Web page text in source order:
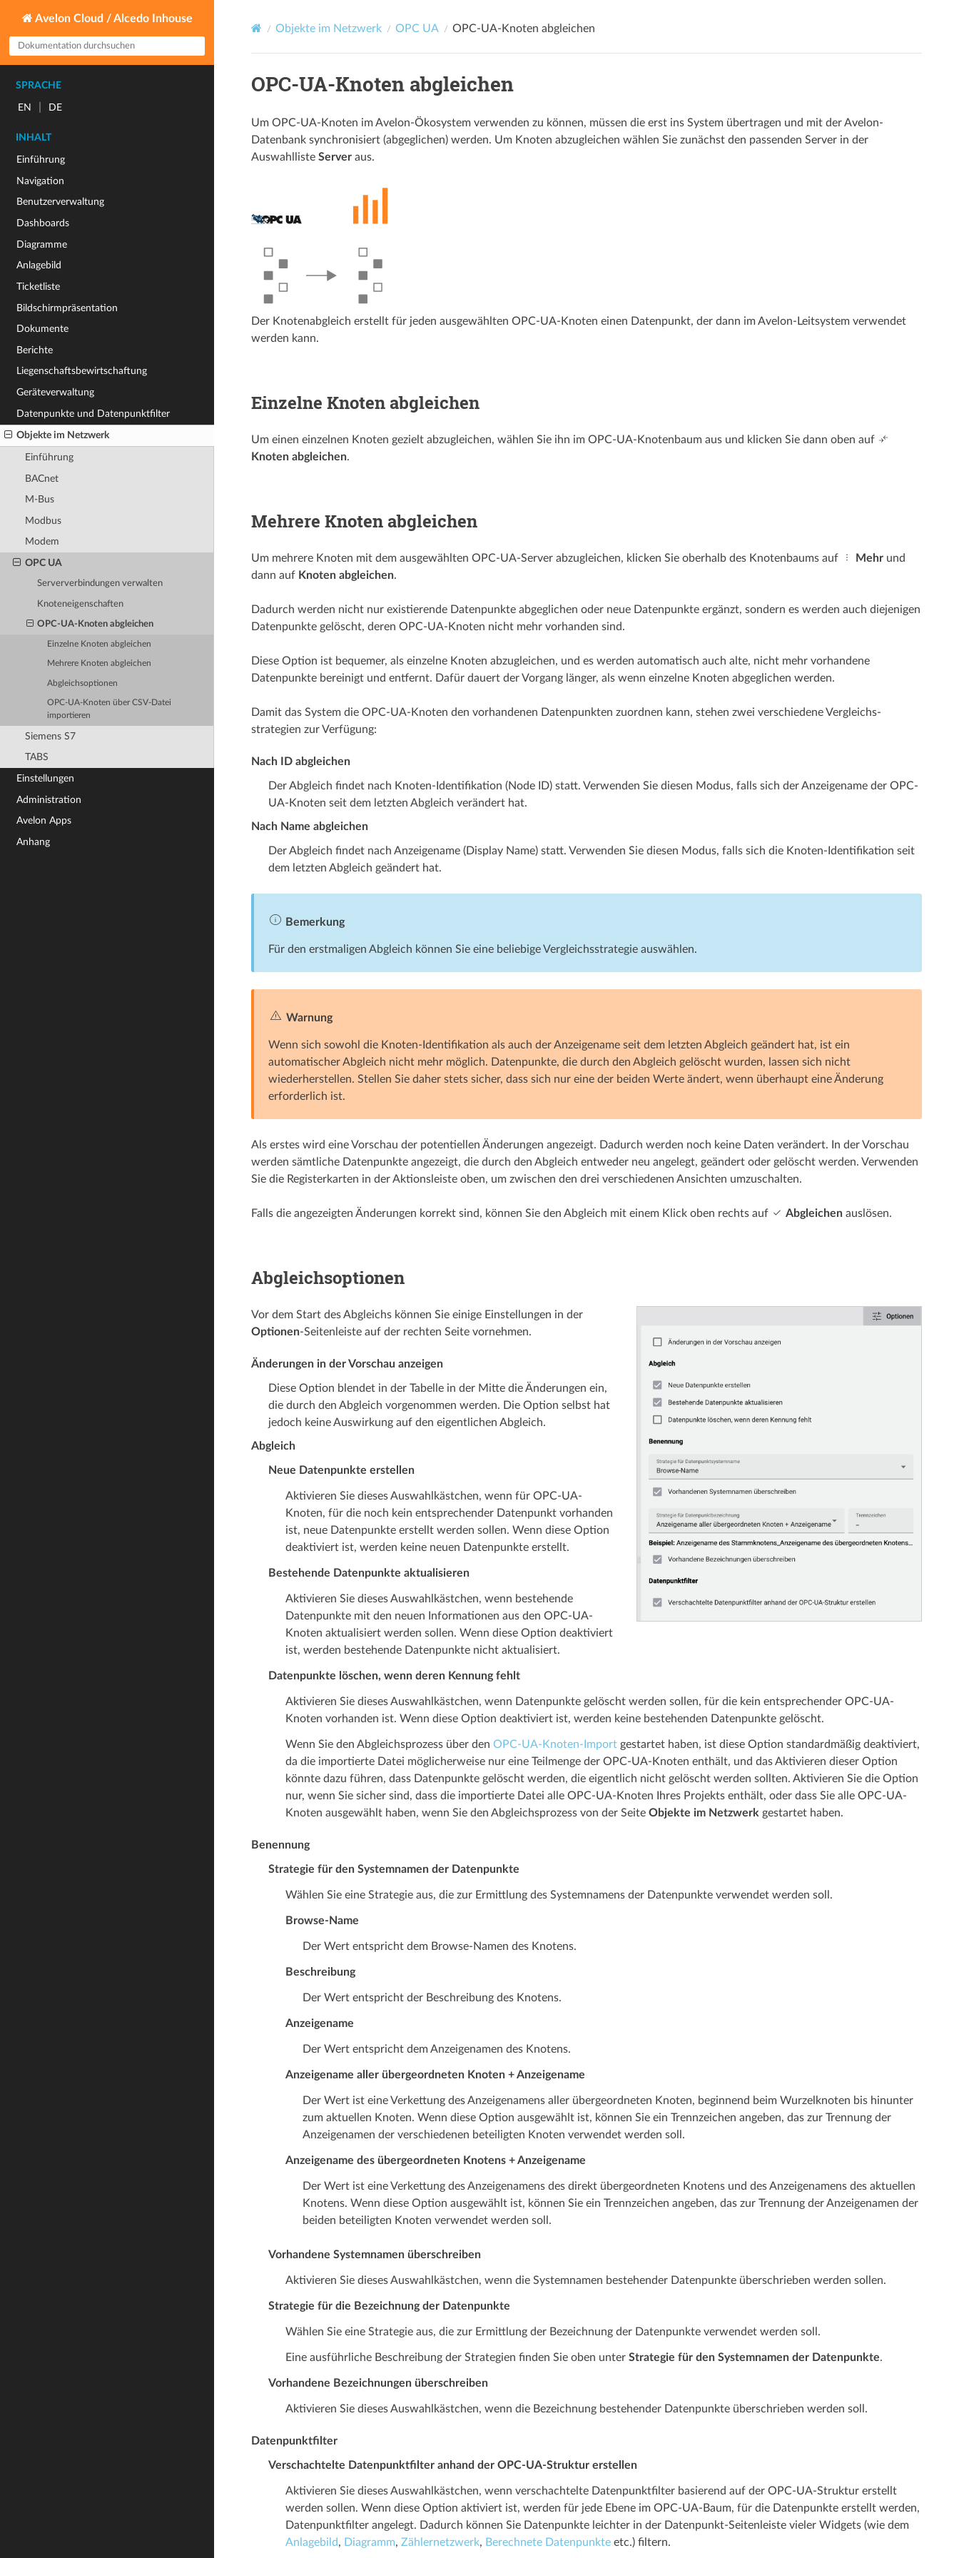
Avelon Cloud / Alcedo Inhouse
SPRACHE
EN DE
INHALT
Einführung
Navigation
Benutzerverwaltung
Dashboards
Diagramme
Anlagebild
Ticketliste
Bildschirmpräsentation
Dokumente
Berichte
Liegenschafts­­bewirtschaftung
Geräteverwaltung
Datenpunkte und Datenpunktfilter
Objekte im Netzwerk
Einführung
BACnet
M-Bus
Modbus
Modem
OPC UA
Serververbindungen verwalten
Knoteneigenschaften
OPC-UA-Knoten abgleichen
Einzelne Knoten abgleichen
Mehrere Knoten abgleichen
Abgleichsoptionen
OPC-UA-Knoten über CSV-Datei
importieren
Siemens S7
TABS
Einstellungen
Administration
Avelon Apps
Anhang
Objekte im Netzwerk OPC UA OPC-UA-Knoten abgleichen
OPC-UA-Knoten abgleichen
Um OPC-UA-Knoten im Avelon-Ökosystem verwenden zu können, müssen die erst ins System übertragen und mit der Avelon-
Datenbank synchronisiert (abgeglichen) werden. Um Knoten abzugleichen wählen Sie zunächst den passenden Server in der
Auswahlliste Serveraus.
Der Knotenabgleich erstellt für jeden ausgewählten OPC-UA-Knoten einen Datenpunkt, der dann im Avelon-Leitsystem verwendet
werden kann.
Einzelne Knoten abgleichen
Um einen einzelnen Knoten gezielt abzugleichen, wählen Sie ihn im OPC-UA-Knotenbaum aus und klicken Sie dann oben auf
Knoten abgleichen.
Mehrere Knoten abgleichen
Um mehrere Knoten mit dem ausgewählten OPC-UA-Server abzugleichen, klicken Sie oberhalb des Knotenbaums auf Mehrund
dann auf Knoten abgleichen.
Dadurch werden nicht nur existierende Datenpunkte abgeglichen oder neue Datenpunkte ergänzt, sondern es werden auch diejenigen
Datenpunkte gelöscht, deren OPC-UA-Knoten nicht mehr vorhanden sind.
Diese Option ist bequemer, als einzelne Knoten abzugleichen, und es werden automatisch auch alte, nicht mehr vorhandene
Datenpunkte bereinigt und entfernt. Dafür dauert der Vorgang länger, als wenn einzelne Knoten abgeglichen werden.
Damit das System die OPC-UA-Knoten den vorhandenen Datenpunkten zuordnen kann, stehen zwei verschiedene Vergleichs­­
strategien zur Verfügung:
Nach ID abgleichen
Der Abgleich findet nach Knoten-Identifikation (Node ID) statt. Verwenden Sie diesen Modus, falls sich der Anzeigename der OPC-
UA-Knoten seit dem letzten Abgleich verändert hat.
Nach Name abgleichen
Der Abgleich findet nach Anzeigename (Display Name) statt. Verwenden Sie diesen Modus, falls sich die Knoten-Identifikation seit
dem letzten Abgleich geändert hat.
Bemerkung
Für den erstmaligen Abgleich können Sie eine beliebige Vergleichs­­strategie auswählen.
Warnung
Wenn sich sowohl die Knoten-Identifikation als auch der Anzeigename seit dem letzten Abgleich geändert hat, ist ein
automatischer Abgleich nicht mehr möglich. Datenpunkte, die durch den Abgleich gelöscht wurden, lassen sich nicht
wiederherstellen. Stellen Sie daher stets sicher, dass sich nur eine der beiden Werte ändert, wenn überhaupt eine Änderung
erforderlich ist.
Als erstes wird eine Vorschau der potentiellen Änderungen angezeigt. Dadurch werden noch keine Daten verändert. In der Vorschau
werden sämtliche Datenpunkte angezeigt, die durch den Abgleich entweder neu angelegt, geändert oder gelöscht werden. Verwenden
Sie die Registerkarten in der Aktionsleiste oben, um zwischen den drei verschiedenen Ansichten umzuschalten.
Falls die angezeigten Änderungen korrekt sind, können Sie den Abgleich mit einem Klick oben rechts auf Abgleichenauslösen.
Abgleichsoptionen
Vor dem Start des Abgleichs können Sie einige Einstellungen in der
Optionen-Seitenleiste auf der rechten Seite vornehmen.
Änderungen in der Vorschau anzeigen
Diese Option blendet in der Tabelle in der Mitte die Änderungen ein,
die durch den Abgleich vorgenommen werden. Die Option selbst hat
jedoch keine Auswirkung auf den eigentlichen Abgleich.
Abgleich
Neue Datenpunkte erstellen
Aktivieren Sie dieses Auswahl­­­­kästchen, wenn für OPC-UA-
Knoten, für die noch kein entsprechender Datenpunkt vorhanden
ist, neue Datenpunkte erstellt werden sollen. Wenn diese Option
deaktiviert ist, werden keine neuen Datenpunkte erstellt.
Bestehende Datenpunkte aktualisieren
Aktivieren Sie dieses Auswahl­­kästchen, wenn bestehende
Datenpunkte mit den neuen Informationen aus den OPC-UA-
Knoten aktualisiert werden sollen. Wenn diese Option deaktiviert
ist, werden bestehende Datenpunkte nicht aktualisiert.
Datenpunkte löschen, wenn deren Kennung fehlt
Aktivieren Sie dieses Auswahl­­kästchen, wenn Datenpunkte gelöscht werden sollen, für die kein entsprechender OPC-UA-
Knoten vorhanden ist. Wenn diese Option deaktiviert ist, werden keine bestehenden Datenpunkte gelöscht.
Wenn Sie den Abgleichs­­prozess über den OPC-UA-Knoten-Importgestartet haben, ist diese Option standardmäßig deaktiviert,
da die importierte Datei möglicherweise nur eine Teilmenge der OPC-UA-Knoten enthält, und das Aktivieren dieser Option
könnte dazu führen, dass Datenpunkte gelöscht werden, die eigentlich nicht gelöscht werden sollten. Aktivieren Sie die Option
nur, wenn Sie sicher sind, dass die importierte Datei alle OPC-UA-Knoten Ihres Projekts enthält, oder dass Sie alle OPC-UA-
Knoten ausgewählt haben, wenn Sie den Abgleichs­­prozess von der Seite Objekte im Netzwerk gestartet haben.
Benennung
Strategie für den Systemnamen der Datenpunkte
Wählen Sie eine Strategie aus, die zur Ermittlung des Systemnamens der Datenpunkte verwendet werden soll.
Browse-Name
Der Wert entspricht dem Browse-Namen des Knotens.
Beschreibung
Der Wert entspricht der Beschreibung des Knotens.
Anzeigename
Der Wert entspricht dem Anzeigenamen des Knotens.
Anzeigename aller übergeordneten Knoten + Anzeigename
Der Wert ist eine Verkettung des Anzeige­­namens aller übergeordneten Knoten, beginnend beim Wurzel­­knoten bis hinunter
zum aktuellen Knoten. Wenn diese Option ausgewählt ist, können Sie ein Trennzeichen angeben, das zur Trennung der
Anzeige­­namen der verschiedenen beteiligten Knoten verwendet werden soll.
Anzeigename des übergeordneten Knotens + Anzeigename
Der Wert ist eine Verkettung des Anzeige­­namens des direkt übergeordneten Knotens und des Anzeige­­namens des aktuellen
Knotens. Wenn diese Option ausgewählt ist, können Sie ein Trennzeichen angeben, das zur Trennung der Anzeigenamen der
beiden beteiligten Knoten verwendet werden soll.
Vorhandene Systemnamen überschreiben
Aktivieren Sie dieses Auswahl­­kästchen, wenn die Systemnamen bestehender Datenpunkte überschrieben werden sollen.
Strategie für die Bezeichnung der Datenpunkte
Wählen Sie eine Strategie aus, die zur Ermittlung der Bezeichnung der Datenpunkte verwendet werden soll.
Eine ausführliche Beschreibung der Strategien finden Sie oben unter Strategie für den Systemnamen der Datenpunkte.
Vorhandene Bezeichnungen überschreiben
Aktivieren Sie dieses Auswahl­­kästchen, wenn die Bezeichnung bestehender Datenpunkte überschrieben werden soll.
Datenpunktfilter
Verschachtelte Datenpunktfilter anhand der OPC-UA-Struktur erstellen
Aktivieren Sie dieses Auswahlkästchen, wenn verschachtelte Datenpunkt­­filter basierend auf der OPC-UA-Struktur erstellt
werden sollen. Wenn diese Option aktiviert ist, werden für jede Ebene im OPC-UA-Baum, für die Datenpunkte erstellt werden,
Datenpunkt­­filter angelegt. Dadurch können Sie Datenpunkte leichter in der Datenpunkt-Seitenleiste vieler Widgets (wie dem
Anlagebild, Diagramm, Zählernetzwerk, Berechnete Datenpunkteetc.) filtern.